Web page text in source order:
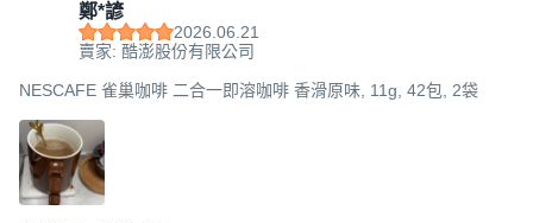
鄭*諺
2026.06.21
賣家: 酷澎股份有限公司
NESCAFE 雀巢咖啡 二合一即溶咖啡 香滑原味, 11g, 42包, 2袋